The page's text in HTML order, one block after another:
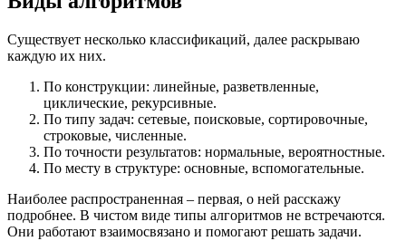
Существует несколько классификаций, далее раскрываю
каждую их них.
По конструкции: линейные, разветвленные,
циклические, рекурсивные.
По типу задач: сетевые, поисковые, сортировочные,
строковые, численные.
По точности результатов: нормальные, вероятностные.
По месту в структуре: основные, вспомогательные.
Наиболее распространенная ‒ первая, о ней расскажу
подробнее. В чистом виде типы алгоритмов не встречаются.
Они работают взаимосвязано и помогают решать задачи.